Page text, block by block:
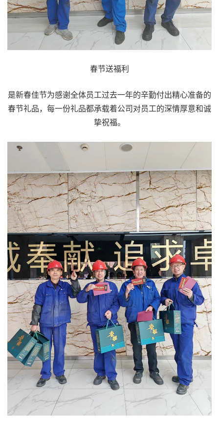
春节送福利
是新春佳节为感谢全体员工过去一年的辛勤付出精心准备的
春节礼品，每一份礼品都承载着公司对员工的深情厚意和诚
挚祝福。